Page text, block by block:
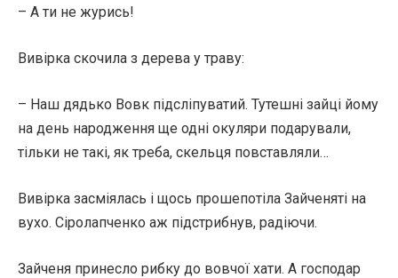
– А ти не журись!
Вивірка скочила з дерева у траву:
– Наш дядько Вовк підсліпуватий. Тутешні зайці йому
на день народження ще одні окуляри подарували,
тільки не такі, як треба, скельця повставляли…
Вивірка засміялась і щось прошепотіла Зайченяті на
вухо. Сіролапченко аж підстрибнув, радіючи.
Зайченя принесло рибку до вовчої хати. А господар